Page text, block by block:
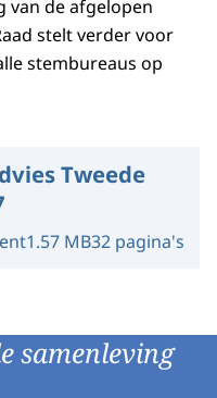
van de afgelopen
stelt verder voor
stembureaus op
Tweede
1.57 MB32 pagina's
samenleving